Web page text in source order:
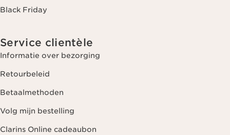
Black Friday
Service clientèle
Informatie over bezorging
Retourbeleid
Betaalmethoden
Volg mijn bestelling
Clarins Online cadeaubon